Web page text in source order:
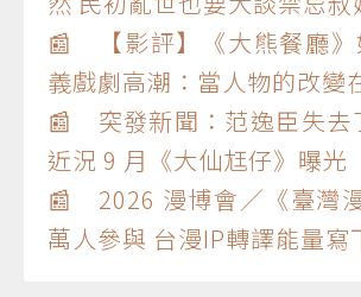
📰 【影評】《大熊餐廳》
義戲劇高潮：當人物的改變
📰 突發新聞：范逸臣失去
近況 9 月《大仙尪仔》曝光
📰 2026 漫博會／《臺灣
萬人參與 台漫IP轉譯能量寫